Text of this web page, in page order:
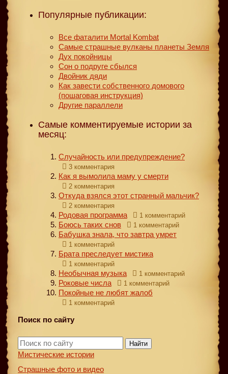
Популярные публикации:
Все фаталити Mortal Kombat
Самые страшные вулканы планеты Земля
Дух покойницы
Сон о подруге сбылся
Двойник дяди
Как завести собственного домового
(пошаговая инструкция)
Другие параллели
Самые комментируемые истории за
месяц:
Случайность или предупреждение?
3 комментария
Как я вымолила маму у смерти
2 комментария
Откуда взялся этот странный мальчик?
2 комментария
Родовая программа 1 комментарий
Боюсь таких снов 1 комментарий
Бабушка знала, что завтра умрет
1 комментарий
Брата преследует мистика
1 комментарий
Необычная музыка 1 комментарий
Роковые числа 1 комментарий
Покойные не любят жалоб
1 комментарий
Поиск по сайту
Найти
Мистические истории
Страшные фото и видео